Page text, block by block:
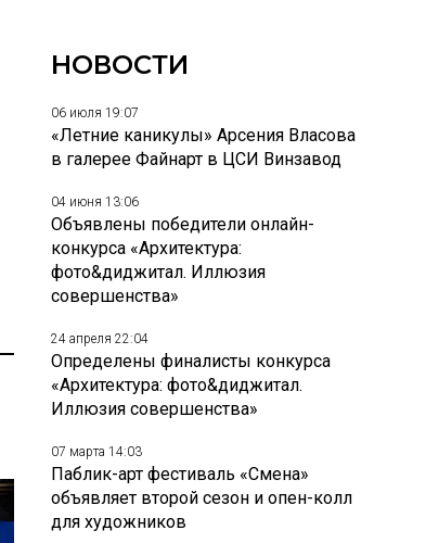
НОВОСТИ
06 июля 19:07
«Летние каникулы» Арсения Власова
в галерее Файнарт в ЦСИ Винзавод
04 июня 13:06
Объявлены победители онлайн-
конкурса «Архитектура:
фото&диджитал. Иллюзия
совершенства»
24 апреля 22:04
Определены финалисты конкурса
«Архитектура: фото&диджитал.
Иллюзия совершенства»
07 марта 14:03
Паблик-арт фестиваль «Смена»
объявляет второй сезон и опен-колл
для художников